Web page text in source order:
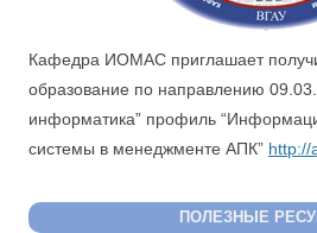
Кафедра ИОМАС приглашает
образование по направлению
информатика” профиль
системы в менеджменте АПК” http://
ПОЛЕЗНЫЕ